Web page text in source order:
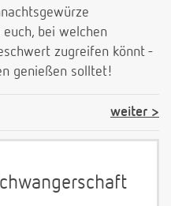
bei welchen
zugreifen könnt -
genießen solltet!
weiter